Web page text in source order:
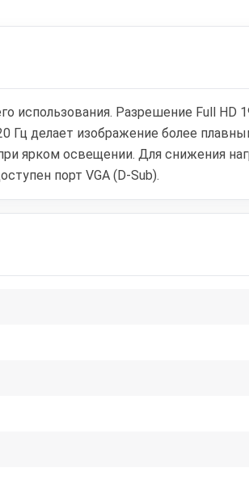
Разрешение Full HD
Гц делает изображение более
ярком освещении. Для снижения
порт VGA (D-Sub).